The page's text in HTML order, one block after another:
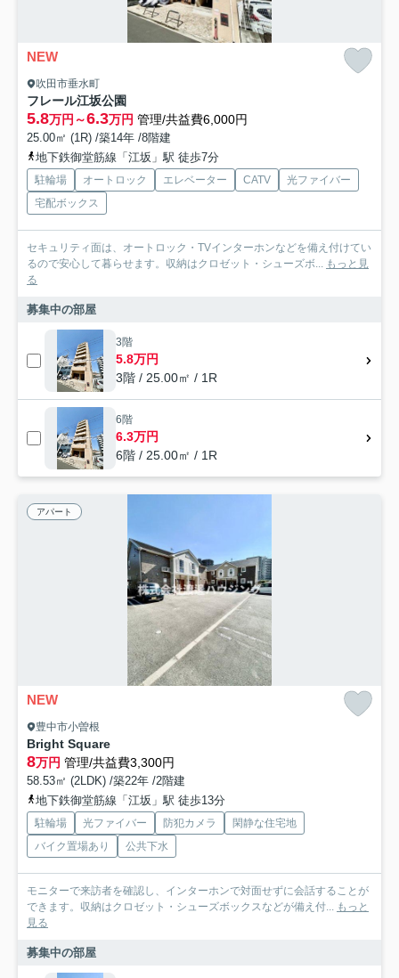
NEW
吹田市垂水町
フレール江坂公園
5.8万円～6.3万円 管理/共益費6,000円
25.00㎡ (1R) /築14年 /8階建
地下鉄御堂筋線「江坂」駅 徒歩7分
駐輪場 オートロック エレベーター CATV
光ファイバー
宅配ボックス
セキュリティ面は、オートロック・TVインターホンなどを備え付けてい
るので安心して暮らせます。収納はクロゼット・シューズボ... もっと見
る
募集中の部屋
3階
5.8万円
3階 / 25.00㎡ / 1R
6階
6.3万円
6階 / 25.00㎡ / 1R
アパート
NEW
豊中市小曽根
Bright Square
8万円 管理/共益費3,300円
58.53㎡ (2LDK) /築22年 /2階建
地下鉄御堂筋線「江坂」駅 徒歩13分
駐輪場 光ファイバー 防犯カメラ
閑静な住宅地
バイク置場あり
公共下水
モニターで来訪者を確認し、インターホンで対面せずに会話することが
できます。収納はクロゼット・シューズボックスなどが備え付... もっと
見る
募集中の部屋